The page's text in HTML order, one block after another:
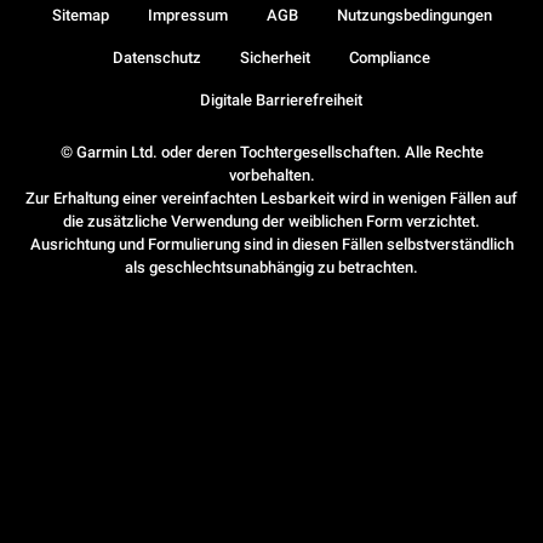
© Garmin Ltd. oder deren Tochtergesellschaften. Alle Rechte
vorbehalten.
Zur Erhaltung einer vereinfachten Lesbarkeit wird in wenigen Fällen auf
die zusätzliche Verwendung der weiblichen Form verzichtet.
Ausrichtung und Formulierung sind in diesen Fällen selbstverständlich
als geschlechtsunabhängig zu betrachten.
Sitemap Impressum AGB Nutzungsbedingungen
Datenschutz Sicherheit Compliance
Digitale Barrierefreiheit